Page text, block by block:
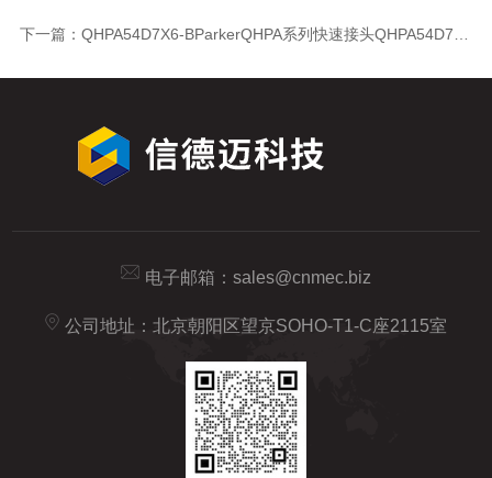
下一篇： QHPA54D7X6-BParkerQHPA系列快速接头QHPA54D7X6-B
电子邮箱： sales@cnmec.biz
公司地址：北京朝阳区望京SOHO-T1-C座2115室